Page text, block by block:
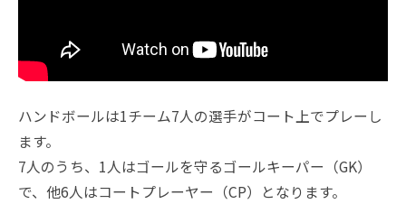
ハンドボールは1チーム7人の選手がコート上でプレーし
ます。
7人のうち、1人はゴールを守るゴールキーパー（GK）
で、他6人はコートプレーヤー（CP）となります。